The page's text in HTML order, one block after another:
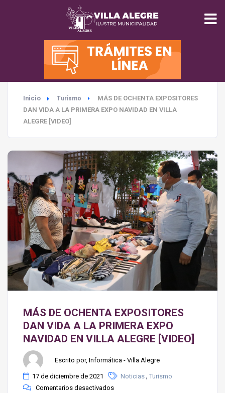
INICIO
MUNICIPALIDAD
SEGURIDAD
SALUD
TURISMO
MEDIO AMBIENTE
Inicio Turismo
MÁS DE OCHENTA EXPOSITORES
DAN VIDA A LA PRIMERA EXPO NAVIDAD EN VILLA
ALEGRE [VIDEO]
MÁS DE OCHENTA EXPOSITORES
DAN VIDA A LA PRIMERA EXPO
NAVIDAD EN VILLA ALEGRE [VIDEO]
Escrito por, Informática - Villa Alegre
17 de diciembre de 2021 Noticias , Turismo
Comentarios desactivados